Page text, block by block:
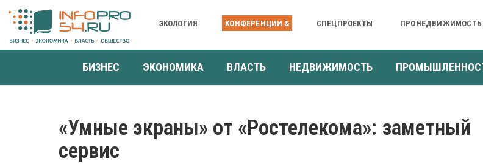
ЭКОЛОГИЯ КОНФЕРЕНЦИИ & СПЕЦПРОЕКТЫ ПРОНЕДВИЖИМОСТЬ
БИЗНЕС ЭКОНОМИКА ВЛАСТЬ НЕДВИЖИМОСТЬ
«Умные экраны» от «Ростелекома»: заметный
сервис